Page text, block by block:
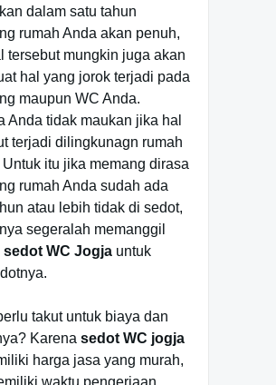
dalam satu tahun
rumah Anda akan penuh,
tersebut mungkin juga akan
hal yang jorok terjadi pada
maupun WC Anda.
Anda tidak maukan jika hal
terjadi dilingkunagn rumah
itu jika memang dirasa
rumah Anda sudah ada
atau lebih tidak di sedot,
segeralah memanggil
sedot WC Jogja untuk
takut untuk biaya dan
Karena sedot WC jogja
harga jasa yang murah,
waktu pengerjaan